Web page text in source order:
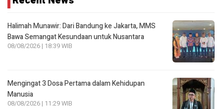
Halimah Munawir: Dari Bandung ke Jakarta, MMS
Bawa Semangat Kesundaan untuk Nusantara
08/08/2026 | 18:39 WIB
Mengingat 3 Dosa Pertama dalam Kehidupan
Manusia
08/08/2026 | 11:29 WIB